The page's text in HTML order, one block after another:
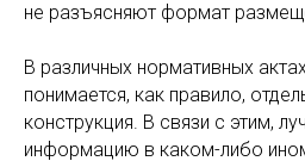
не разъясняют формат
В различных нормативных
понимается, как правило,
конструкция. В связи с этим,
информацию в каком-либо